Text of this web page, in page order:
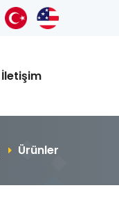
İletişim
Ürünler